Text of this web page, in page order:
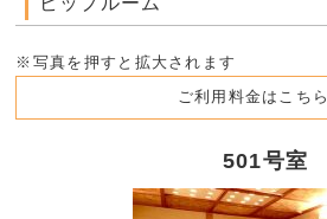
※写真を押すと拡大されます
ご利用料金はこちら
501号室